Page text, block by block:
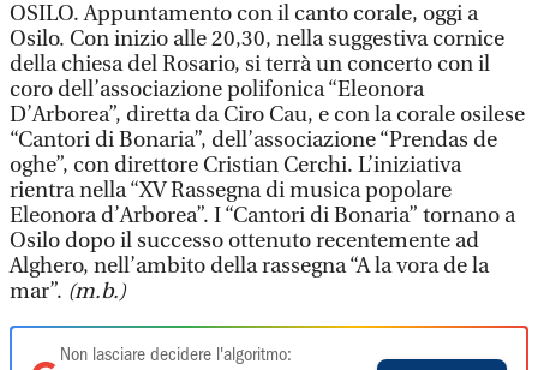
OSILO. Appuntamento con il canto corale, oggi a
Osilo. Con inizio alle 20,30, nella suggestiva cornice
della chiesa del Rosario, si terrà un concerto con il
coro dell’associazione polifonica “Eleonora
D’Arborea”, diretta da Ciro Cau, e con la corale osilese
“Cantori di Bonaria”, dell’associazione “Prendas de
oghe”, con direttore Cristian Cerchi. L’iniziativa
rientra nella “XV Rassegna di musica popolare
Eleonora d’Arborea”. I “Cantori di Bonaria” tornano a
Osilo dopo il successo ottenuto recentemente ad
Alghero, nell’ambito della rassegna “A la vora de la
mar”. (m.b.)
Non lasciare decidere l'algoritmo: